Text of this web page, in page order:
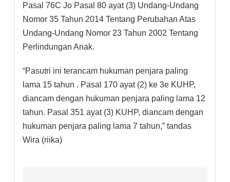
Pasal 76C Jo Pasal 80 ayat (3) Undang-Undang
Nomor 35 Tahun 2014 Tentang Perubahan Atas
Undang-Undang Nomor 23 Tahun 2002 Tentang
Perlindungan Anak.
“Pasutri ini terancam hukuman penjara paling
lama 15 tahun . Pasal 170 ayat (2) ke 3e KUHP,
diancam dengan hukuman penjara paling lama 12
tahun. Pasal 351 ayat (3) KUHP, diancam dengan
hukuman penjara paling lama 7 tahun,” tandas
Wira (riika)